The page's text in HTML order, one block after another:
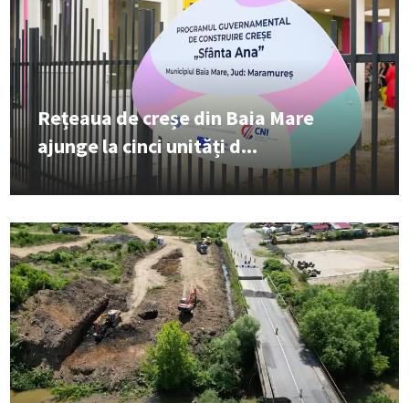
Rețeaua de creșe din Baia Mare
ajunge la cinci unități d...